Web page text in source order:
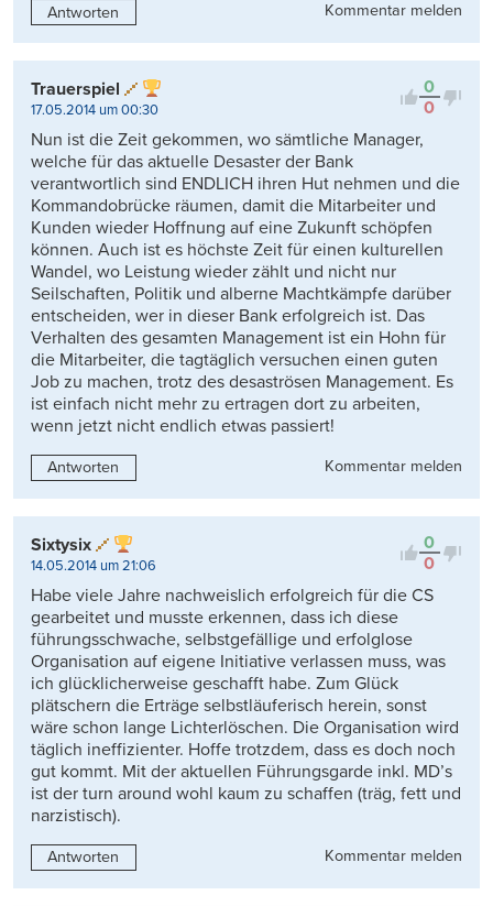
Antworten Kommentar melden
0
0
Trauerspiel
17.05.2014 um 00:30
Nun ist die Zeit gekommen, wo sämtliche Manager,
welche für das aktuelle Desaster der Bank
verantwortlich sind ENDLICH ihren Hut nehmen und die
Kommandobrücke räumen, damit die Mitarbeiter und
Kunden wieder Hoffnung auf eine Zukunft schöpfen
können. Auch ist es höchste Zeit für einen kulturellen
Wandel, wo Leistung wieder zählt und nicht nur
Seilschaften, Politik und alberne Machtkämpfe darüber
entscheiden, wer in dieser Bank erfolgreich ist. Das
Verhalten des gesamten Management ist ein Hohn für
die Mitarbeiter, die tagtäglich versuchen einen guten
Job zu machen, trotz des desaströsen Management. Es
ist einfach nicht mehr zu ertragen dort zu arbeiten,
wenn jetzt nicht endlich etwas passiert!
Antworten Kommentar melden
0
0
Sixtysix
14.05.2014 um 21:06
Habe viele Jahre nachweislich erfolgreich für die CS
gearbeitet und musste erkennen, dass ich diese
führungsschwache, selbstgefällige und erfolglose
Organisation auf eigene Initiative verlassen muss, was
ich glücklicherweise geschafft habe. Zum Glück
plätschern die Erträge selbstläuferisch herein, sonst
wäre schon lange Lichterlöschen. Die Organisation wird
täglich ineffizienter. Hoffe trotzdem, dass es doch noch
gut kommt. Mit der aktuellen Führungsgarde inkl. MD’s
ist der turn around wohl kaum zu schaffen (träg, fett und
narzistisch).
Antworten Kommentar melden